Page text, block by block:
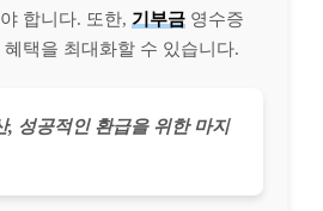
합니다. 또한, 기부금 영수증
택을 최대화할 수 있습니다.
, 성공적인 환급을 위한 마지